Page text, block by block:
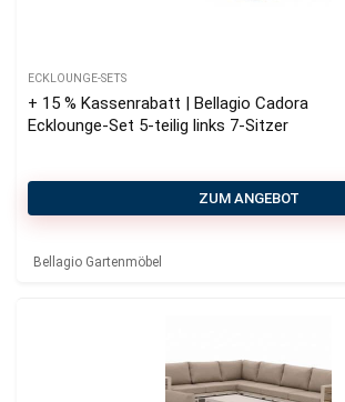
ECKLOUNGE-SETS
+ 15 % Kassenrabatt | Bellagio Cadora
Ecklounge-Set 5-teilig links 7-Sitzer
ZUM ANGEBOT
Bellagio Gartenmöbel